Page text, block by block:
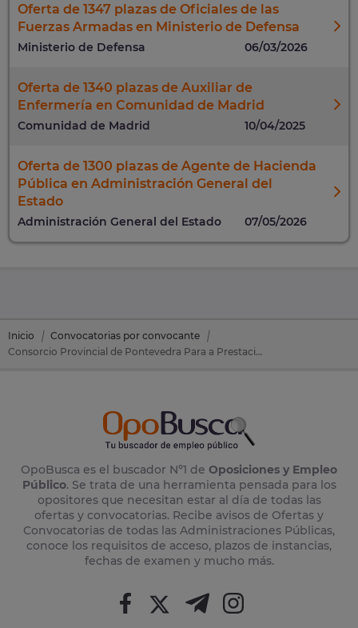
Oferta de 1347 plazas de Oficiales de las
Fuerzas Armadas en Ministerio de Defensa
Ministerio de Defensa 06/03/2026
Oferta de 1340 plazas de Auxiliar de
Enfermería en Comunidad de Madrid
Comunidad de Madrid 10/04/2025
Oferta de 1300 plazas de Agente de Hacienda
Pública en Administración General del
Estado
Administración General del Estado 07/05/2026
Inicio
Convocatorias por convocante
Consorcio Provincial de Pontevedra Para a Prestación de Servizos Contraincendios E Salvamento
OpoBusca es el buscador Nº1 de Oposiciones y Empleo
Público. Se trata de una herramienta pensada para los
opositores que necesitan estar al día de todas las
ofertas y convocatorias. Recibe avisos de Ofertas y
Convocatorias de todas las Administraciones Públicas,
conoce los requisitos de acceso, plazos de instancias,
fechas de examen y mucho más.